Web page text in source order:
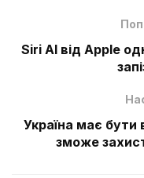
Siri AI від Apple
Україна має бути
зможе